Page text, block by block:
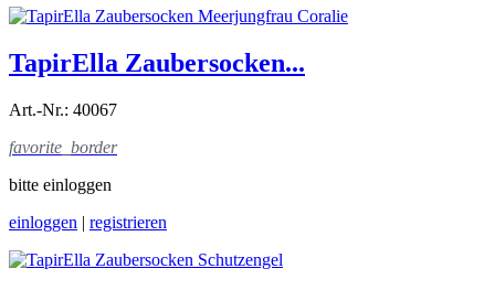
TapirElla Zaubersocken...
Art.-Nr.: 40067
favorite_border
bitte einloggen
einloggen | registrieren